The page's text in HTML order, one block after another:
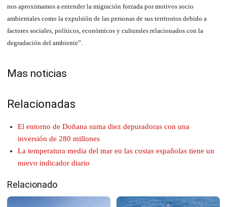
nos aproximamos a entender la migración forzada por motivos socio
ambientales como la expulsión de las personas de sus territorios debido a
factores sociales, políticos, económicos y culturales relacionados con la
degradación del ambiente”.
Mas noticias
Relacionadas
El entorno de Doñana suma diez depuradoras con una
inversión de 280 millones
La temperatura media del mar en las costas españolas tiene un
nuevo indicador diario
Relacionado